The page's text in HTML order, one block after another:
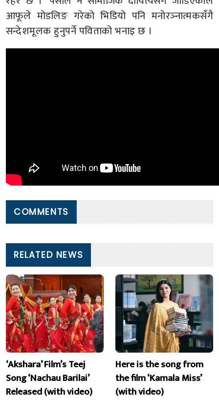
आफूले मोडलिङ गरेको भिडियो पनि मनोरञ्नात्मकसँगै
सन्देशमूलक हुनुपर्ने पविताको भनाइ छ ।
COMMENTS
RELATED NEWS
‘Akshara’ Film’s Teej
Song ‘Nachau Barilai’
Released (with video)
Here is the song from
the film ‘Kamala Miss’
(with video)